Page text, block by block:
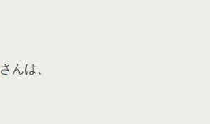
さんは、